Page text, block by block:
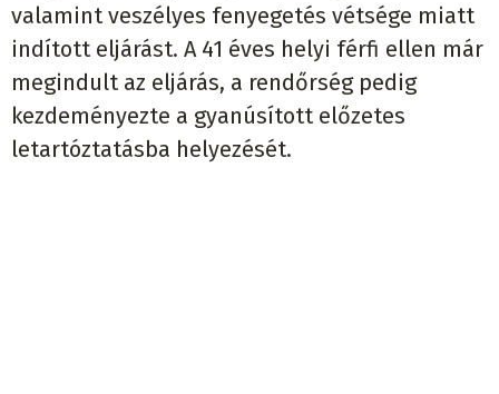
valamint veszélyes fenyegetés vétsége miatt
indított eljárást. A 41 éves helyi férfi ellen már
megindult az eljárás, a rendőrség pedig
kezdeményezte a gyanúsított előzetes
letartóztatásba helyezését.